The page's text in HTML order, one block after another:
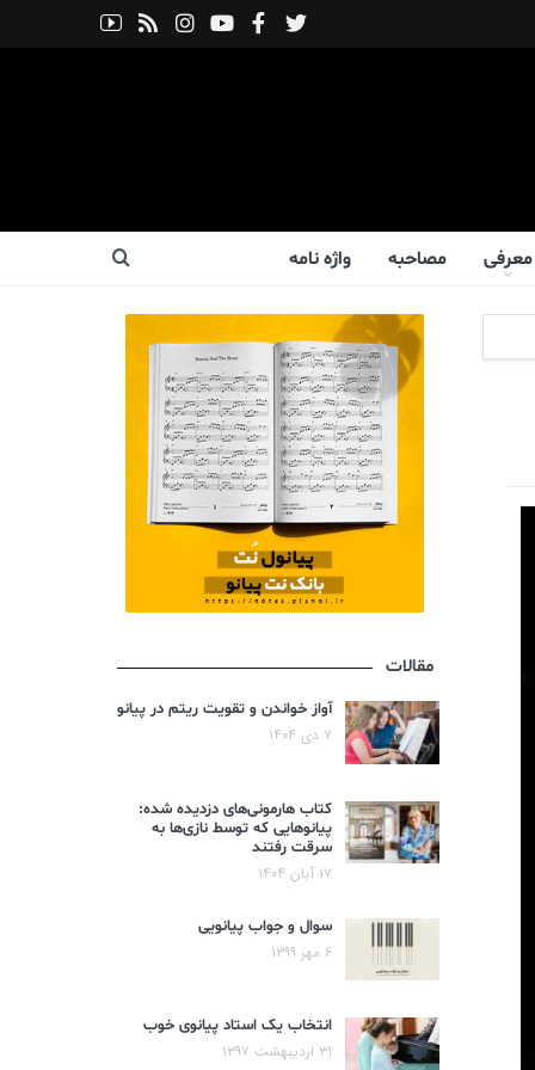
معرفی مصاحبه واژه نامه
مقالات
آواز خواندن و تقویت ریتم در پیانو
۷ دی ۱۴۰۴
کتاب هارمونی‌های دزدیده شده:
پیانوهایی که توسط نازی‌ها به
سرقت رفتند
۱۷ آبان ۱۴۰۴
سوال و جواب پیانویی
۶ مهر ۱۳۹۹
انتخاب یک استاد پیانوی خوب
۳۱ اردیبهشت ۱۳۹۷